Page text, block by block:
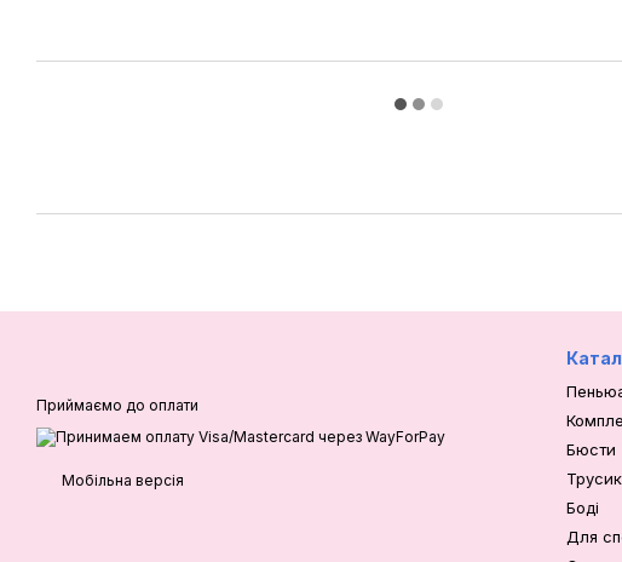
Приймаємо до оплати
Мобільна версія
Бюсти
Боді
Для